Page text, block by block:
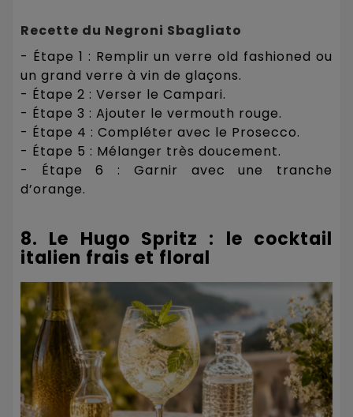
Recette du Negroni Sbagliato
- Étape 1 : Remplir un verre old fashioned ou
un grand verre à vin de glaçons.
- Étape 2 : Verser le Campari.
- Étape 3 : Ajouter le vermouth rouge.
- Étape 4 : Compléter avec le Prosecco.
- Étape 5 : Mélanger très doucement.
- Étape 6 : Garnir avec une tranche
d’orange.
8. Le Hugo Spritz : le cocktail
italien frais et floral